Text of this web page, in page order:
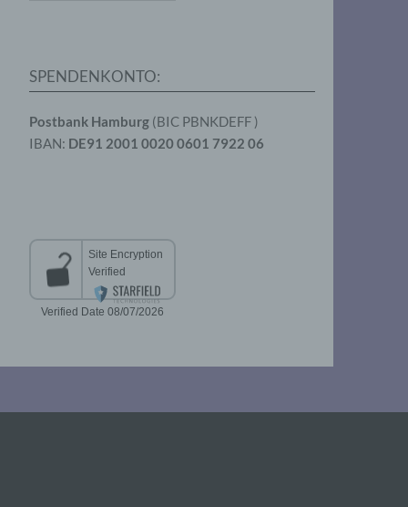
SPENDENKONTO:
Postbank Hamburg (BIC PBNKDEFF )
IBAN: DE91 2001 0020 0601 7922 06